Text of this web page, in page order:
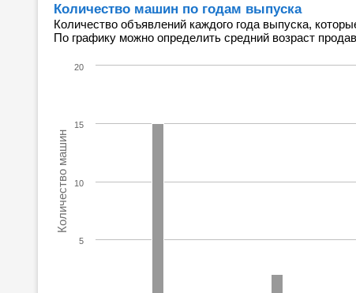
Количество машин по годам выпуска
Количество объявлений каждого года выпуска,
По графику можно определить средний возраст
Количество машин
5
10
15
20